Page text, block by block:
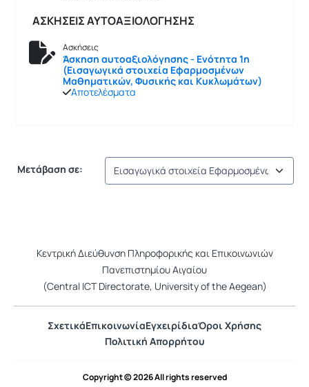
ΑΣΚΗΣΕΙΣ ΑΥΤΟΑΞΙΟΛΟΓΗΣΗΣ
Ασκήσεις
Άσκηση αυτοαξιολόγησης - Ενότητα 1η
(Εισαγωγικά στοιχεία Εφαρμοσμένων
Μαθηματικών, Φυσικής και Κυκλωμάτων)
Αποτελέσματα
Μετάβαση σε:
Κεντρική Διεύθυνση Πληροφορικής και Επικοινωνιών
Πανεπιστημίου Αιγαίου
(Central ICT Directorate, University of the Aegean)
ΣχετικάΕπικοινωνίαΕγχειρίδιαΌροι Χρήσης
Πολιτική Απορρήτου
Copyright © 2026 All rights reserved